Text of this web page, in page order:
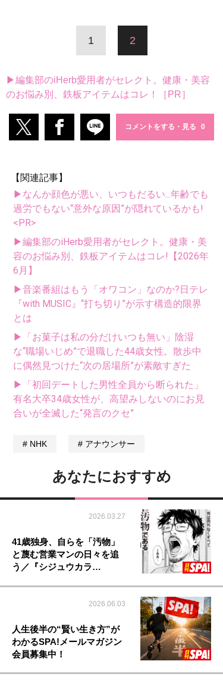
1 2
▶編集部のiHerb愛用者がセレクト。健康・美容
のお悩み別、鉄板アイテムはコレ！［PR］
コメントをする・見る
【関連記事】
▶なんか顔色が悪い、いつもだるい...年齢でも
過労でもない“意外な原因”が隠れているかも!
<PR>
▶編集部のiHerb愛用者がセレクト。健康・美
容のお悩み別、鉄板アイテムはコレ!【2026年
6月】
▶音楽番組はもう「オワコン」なのか?日テレ
『with MUSIC』“打ち切り”が示す構造的限界
とは
▶「お菓子は私の分だけいつも無い」陰湿
な“職場いじめ”で退職した44歳女性。散歩中
に偶然見つけた“次の居場所”が素敵すぎた
▶「初回デートした男性全員から断られた」
有名大卒34歳女性が、高望みしないのにお見
合いが全滅した“発言のクセ”
NHK アナウンサー
あなたにおすすめ
2026.03.27
41歳独身、自らを「汚物」
と蔑む営業マンの日々を追
う／『シジュウカラ…
2026.06.03
人生後半の“賢い生き方”が
わかるSPA!メールマガジン
会員募集中！